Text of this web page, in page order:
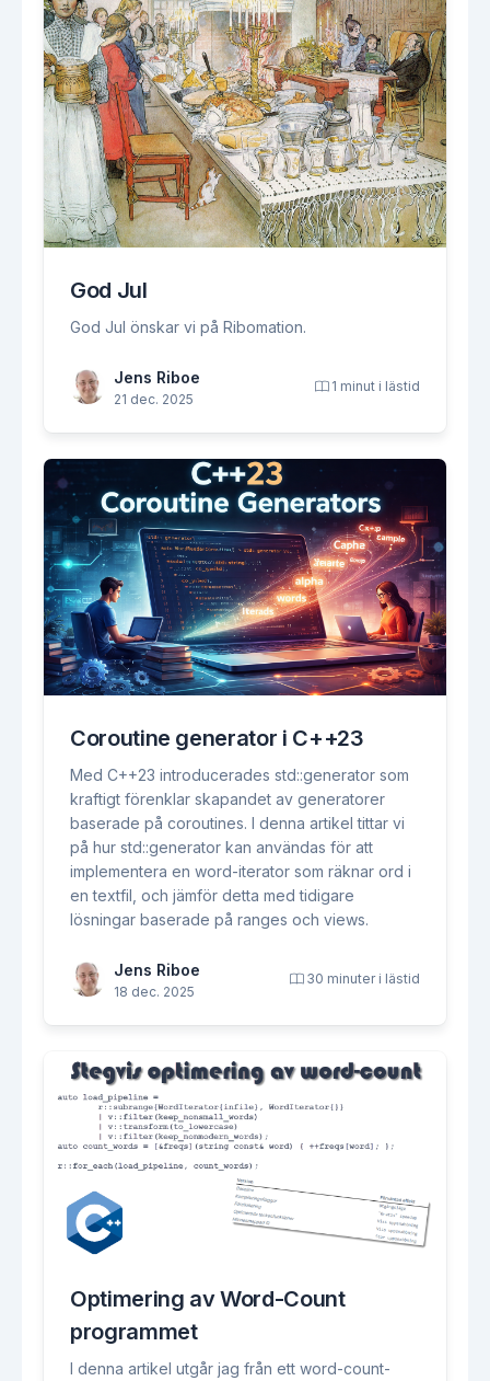
God Jul
God Jul önskar vi på Ribomation.
Jens Riboe
21 dec. 2025
1 minut i lästid
Coroutine generator i C++23
Med C++23 introducerades std::generator som
kraftigt förenklar skapandet av generatorer
baserade på coroutines. I denna artikel tittar vi
på hur std::generator kan användas för att
implementera en word-iterator som räknar ord i
en textfil, och jämför detta med tidigare
lösningar baserade på ranges och views.
Jens Riboe
18 dec. 2025
30 minuter i lästid
Optimering av Word-Count
programmet
I denna artikel utgår jag från ett word-count-